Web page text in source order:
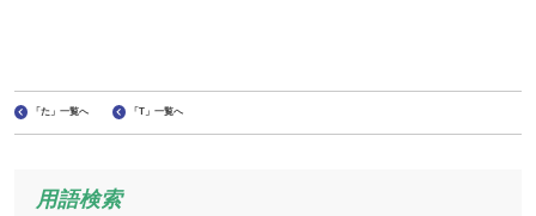
「た」一覧へ 「T」一覧へ
用語検索